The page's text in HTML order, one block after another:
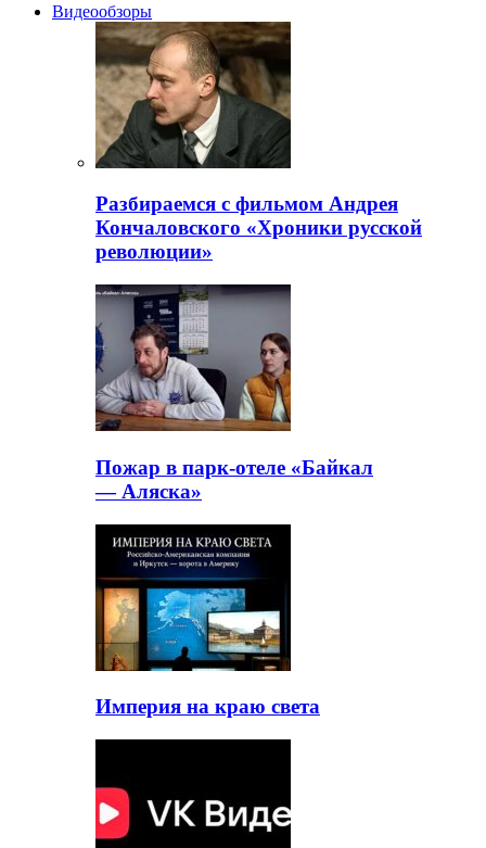
Видеообзоры
Разбираемся с фильмом Андрея
Кончаловского «Хроники русской
революции»
Пожар в парк-отеле «Байкал
— Аляска»
Империя на краю света